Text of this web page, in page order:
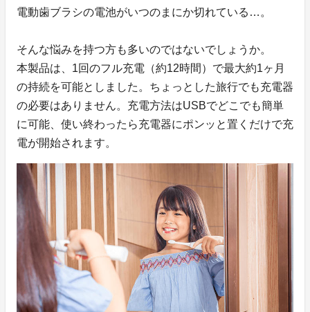
電動歯ブラシの電池がいつのまにか切れている…。
そんな悩みを持つ方も多いのではないでしょうか。
本製品は、1回のフル充電（約12時間）で最大約1ヶ月
の持続を可能としました。ちょっとした旅行でも充電器
の必要はありません。充電方法はUSBでどこでも簡単
に可能、使い終わったら充電器にポンッと置くだけで充
電が開始されます。